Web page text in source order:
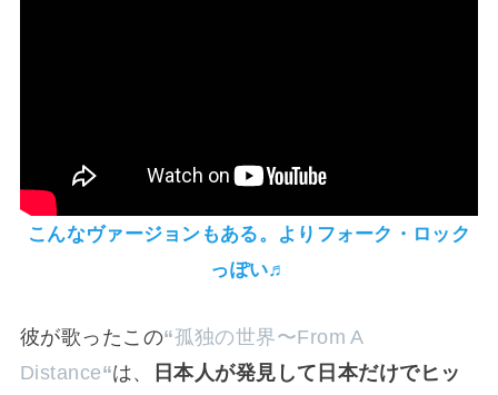
こんなヴァージョンもある。よりフォーク・ロック
っぽい♬
彼が歌ったこの“孤独の世界〜From A
Distance“は、
日本人が発見して日本だけでヒッ